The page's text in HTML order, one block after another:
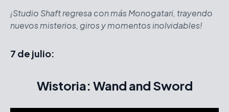
¡Studio Shaft regresa con más Monogatari, trayendo
nuevos misterios, giros y momentos inolvidables!
7 de julio:
Wistoria: Wand and Sword